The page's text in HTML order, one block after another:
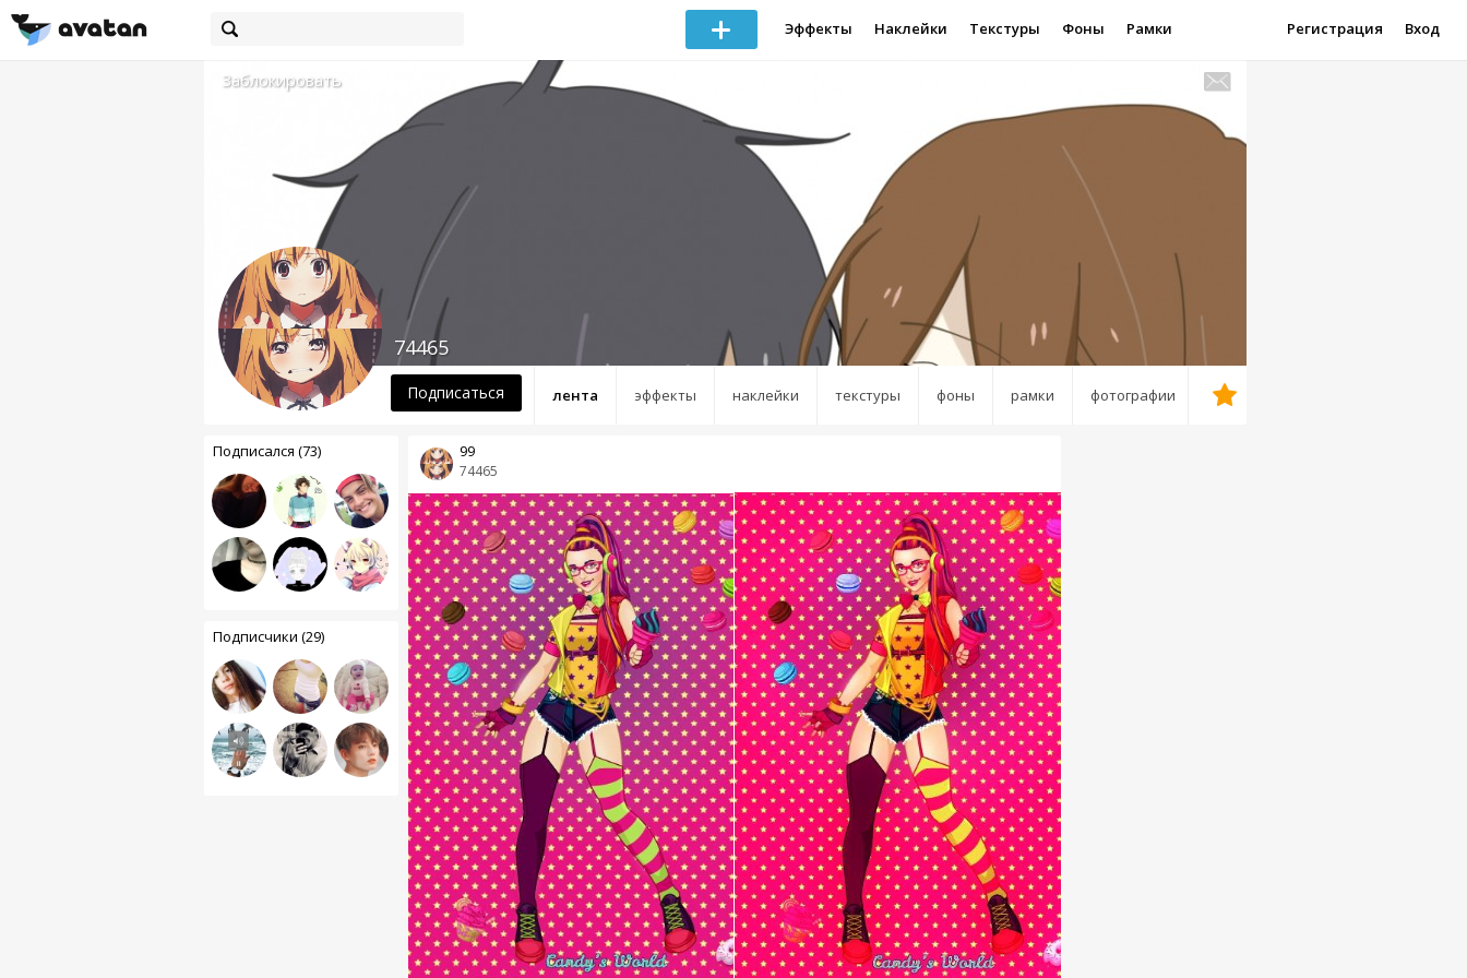
Эффекты Наклейки Текстуры Фоны Рамки Регистрация Вход
Заблокировать
лента эффекты наклейки текстуры фоны рамки фотографии
74465
Подписаться
Подписался (73)
Подписчики (29)
74465
99